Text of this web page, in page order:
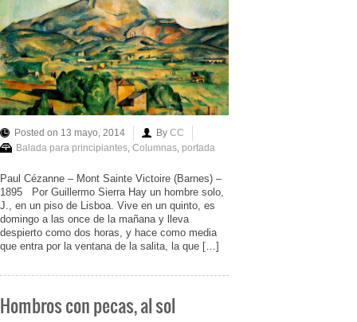
Posted on 13 mayo, 2014 By CC
Balada para principiantes Columnas portada
Paul Cézanne – Mont Sainte Victoire (Barnes) –
1895 Por Guillermo Sierra Hay un hombre solo,
J., en un piso de Lisboa. Vive en un quinto, es
domingo a las once de la mañana y lleva
despierto como dos horas, y hace como media
que entra por la ventana de la salita, la que […]
Hombros con pecas, al sol